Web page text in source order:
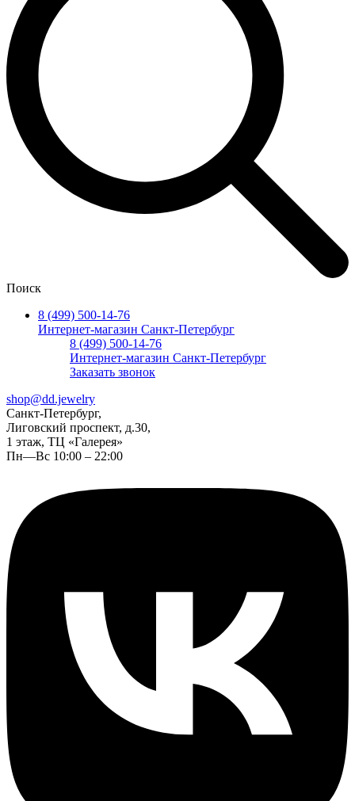
Поиск
8 (499) 500-14-76
Интернет-магазин Санкт-Петербург
8 (499) 500-14-76
Интернет-магазин Санкт-Петербург
Заказать звонок
shop@dd.jewelry
Санкт-Петербург,
Лиговский проспект, д.30,
1 этаж, ТЦ «Галерея»
Пн—Вс 10:00 – 22:00